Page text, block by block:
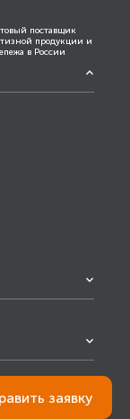
поставщик
продукции и
в России
заявку